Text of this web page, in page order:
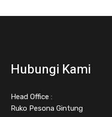
Hubungi Kami
Head Office :
Ruko Pesona Gintung